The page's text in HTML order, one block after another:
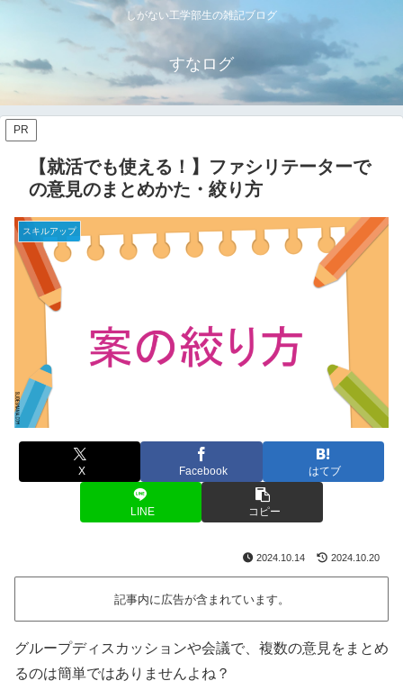
しがない工学部生の雑記ブログ
すなログ
PR
【就活でも使える！】ファシリテーターで
の意見のまとめかた・絞り方
スキルアップ
X Facebook はてブ
LINE コピー
2024.10.14 2024.10.20
記事内に広告が含まれています。
グループディスカッションや会議で、複数の意見をまとめ
るのは簡単ではありませんよね？